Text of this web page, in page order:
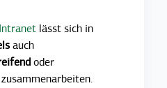
lässt sich in
auch
oder